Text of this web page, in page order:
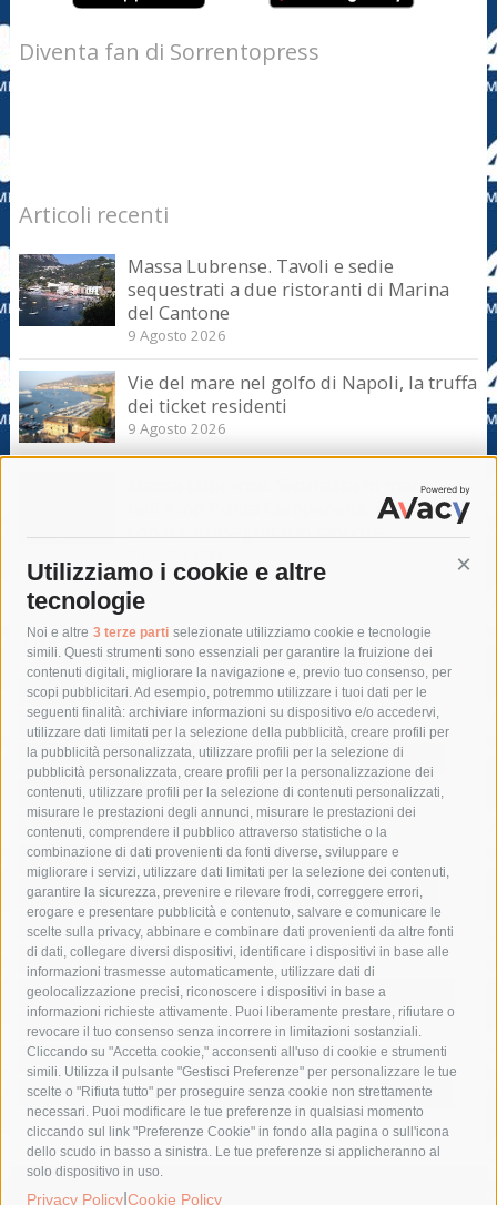
Utilizziamo i cookie e altre
tecnologie
Noi e altre 3 terze parti selezionate utilizziamo cookie e tecnologie
simili. Questi strumenti sono essenziali per garantire la fruizione dei
contenuti digitali, migliorare la navigazione e, previo tuo consenso, per
scopi pubblicitari. Ad esempio, potremmo utilizzare i tuoi dati per le
seguenti finalità: archiviare informazioni su dispositivo e/o accedervi,
utilizzare dati limitati per la selezione della pubblicità, creare profili per
la pubblicità personalizzata, utilizzare profili per la selezione di
pubblicità personalizzata, creare profili per la personalizzazione dei
contenuti, utilizzare profili per la selezione di contenuti personalizzati,
misurare le prestazioni degli annunci, misurare le prestazioni dei
contenuti, comprendere il pubblico attraverso statistiche o la
combinazione di dati provenienti da fonti diverse, sviluppare e
migliorare i servizi, utilizzare dati limitati per la selezione dei contenuti,
garantire la sicurezza, prevenire e rilevare frodi, correggere errori,
erogare e presentare pubblicità e contenuto, salvare e comunicare le
scelte sulla privacy, abbinare e combinare dati provenienti da altre fonti
di dati, collegare diversi dispositivi, identificare i dispositivi in base alle
informazioni trasmesse automaticamente, utilizzare dati di
geolocalizzazione precisi, riconoscere i dispositivi in base a
informazioni richieste attivamente. Puoi liberamente prestare, rifiutare o
revocare il tuo consenso senza incorrere in limitazioni sostanziali.
Cliccando su "Accetta cookie," acconsenti all'uso di cookie e strumenti
simili. Utilizza il pulsante "Gestisci Preferenze" per personalizzare le tue
scelte o "Rifiuta tutto" per proseguire senza cookie non strettamente
necessari. Puoi modificare le tue preferenze in qualsiasi momento
cliccando sul link "Preferenze Cookie" in fondo alla pagina o sull'icona
dello scudo in basso a sinistra. Le tue preferenze si applicheranno al
solo dispositivo in uso.
Privacy Policy Cookie Policy
Diventa fan di Sorrentopress
Articoli recenti
Massa Lubrense. Tavoli e sedie
sequestrati a due ristoranti di Marina
del Cantone
9 Agosto 2026
Vie del mare nel golfo di Napoli, la truffa
dei ticket residenti
9 Agosto 2026
Massa Lubrense. Sicurezza in mare
nell’Amp Punta Campanella, incontro
con il sottosegretario Iannone
Tag
acqua allerta meteo
anas
area marina protetta di punta campanella
arresto
Asl Napoli 3 sud
capitaneria di porto capri
carabinieri
castellammare di stabia
circumvesuviana
comune di sorrento
concerto
contagi
costiera amalfitana
covid-19 eav
elezioni
fondazione sorrento
gori guardia costiera
incidente
lavori
lorenzo balducelli mare
massa lubrense
massimo coppola
Meta napoli
ordinanza
penisola sorrentina
piano di sorrento
polizia municipale
protezione civile
Regione Campania
sant'agnello
sindaco cuomo
sorrento studenti temporali
treni
turismo
Vico Equense villa fiorentino vincenzo de luca
© 2015 SorrentoPress. All rights reserved.